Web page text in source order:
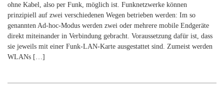
ohne Kabel, also per Funk, möglich ist. Funknetzwerke können
prinzipiell auf zwei verschiedenen Wegen betrieben werden: Im so
genannten Ad-hoc-Modus werden zwei oder mehrere mobile Endgeräte
direkt miteinander in Verbindung gebracht. Voraussetzung dafür ist, dass
sie jeweils mit einer Funk-LAN-Karte ausgestattet sind. Zumeist werden
WLANs […]